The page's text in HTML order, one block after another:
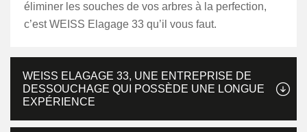
éliminer les souches de vos arbres à la perfection,
c’est WEISS Elagage 33 qu’il vous faut.
WEISS ELAGAGE 33, UNE ENTREPRISE DE
DESSOUCHAGE QUI POSSÈDE UNE LONGUE
EXPÉRIENCE